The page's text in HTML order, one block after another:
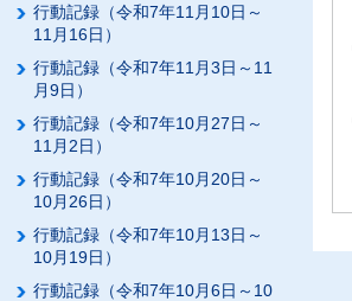
行動記録（令和7年11月10日～
11月16日）
行動記録（令和7年11月3日～11
月9日）
行動記録（令和7年10月27日～
11月2日）
行動記録（令和7年10月20日～
10月26日）
行動記録（令和7年10月13日～
10月19日）
行動記録（令和7年10月6日～10